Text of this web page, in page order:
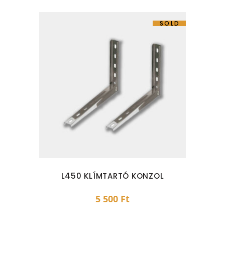
SOLD
L450 KLÍMTARTÓ KONZOL
5 500 Ft